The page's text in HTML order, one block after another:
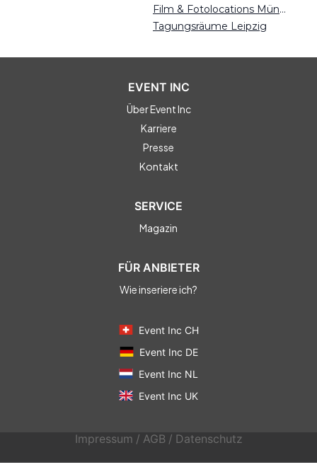
Film & Fotolocations Münster
Tagungsräume Leipzig
EVENT INC
Über Event Inc
Karriere
Presse
Kontakt
SERVICE
Magazin
FÜR ANBIETER
Wie inseriere ich?
Event Inc CH
Event Inc DE
Event Inc NL
Event Inc UK
Impressum / AGB / Datenschutz